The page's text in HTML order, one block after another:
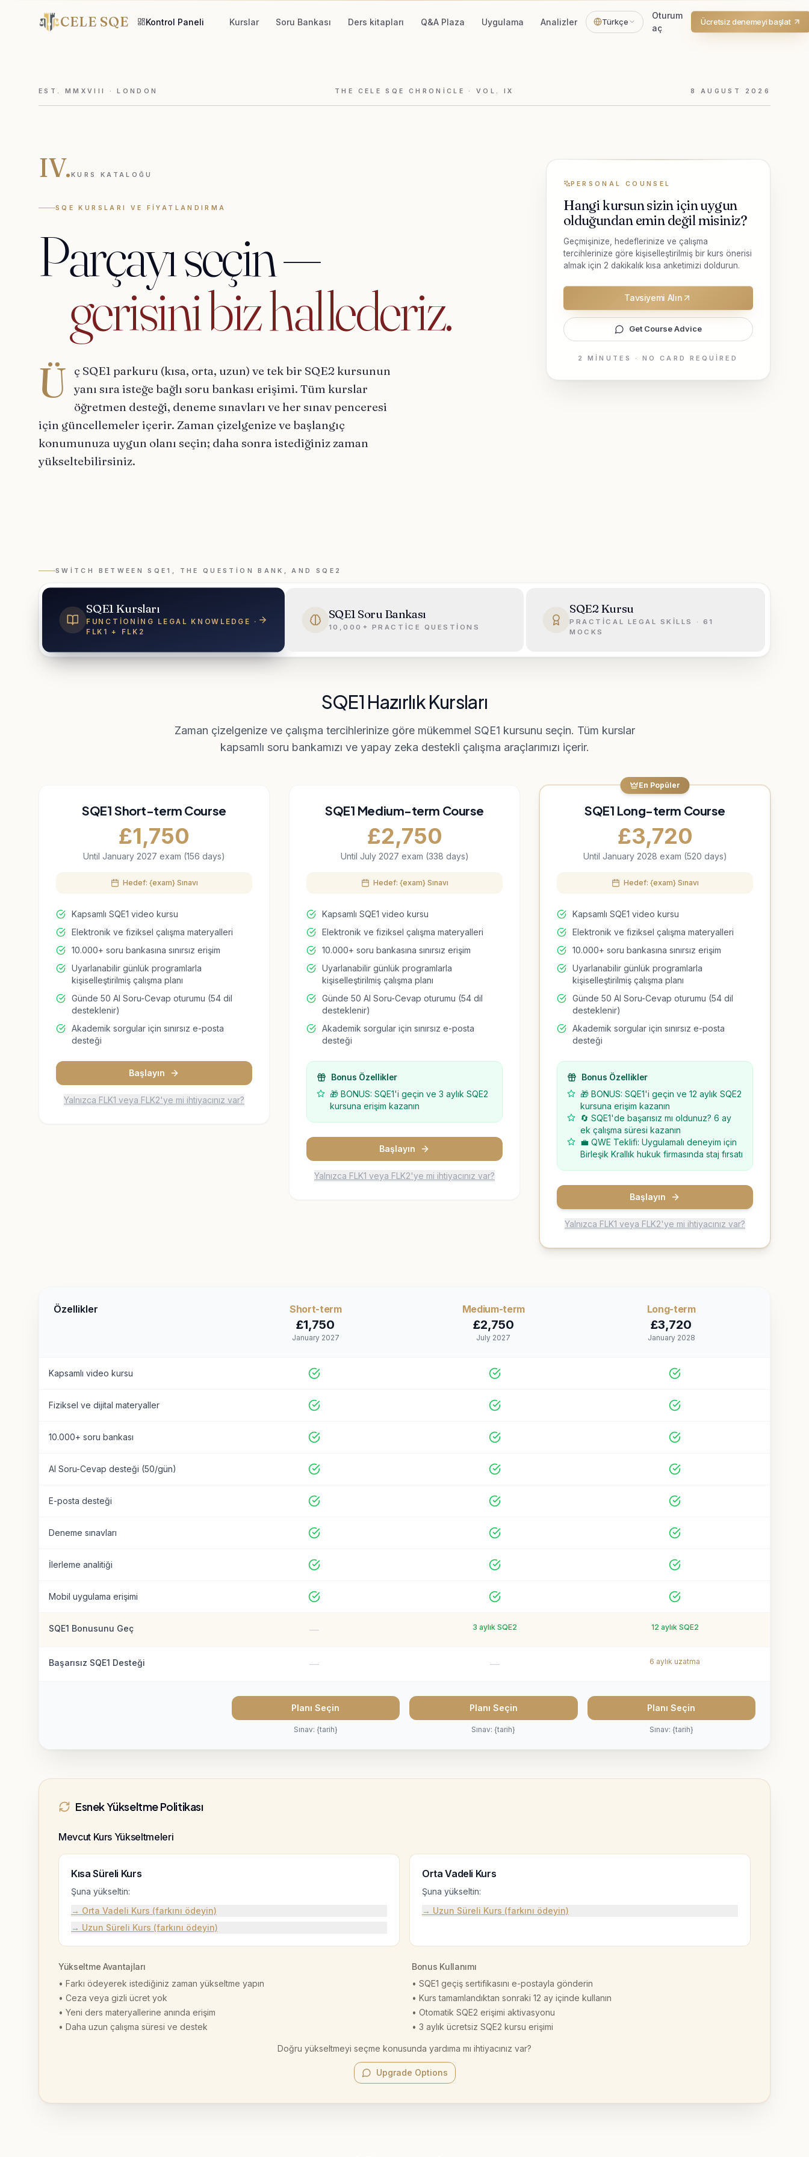
CELE SQE Kontrol Paneli Kurslar Soru Bankası Ders kitapları Q&A Plaza Uygulama Analizler Türkçe
Oturum
aç
Ücretsiz denemeyi başlat
EST. MMXVIII · LONDON THE CELE SQE CHRONICLE · VOL. IX 8 AUGUST 2026
IV.KURS KATALOĞU
SQE KURSLARI VE FIYATLANDIRMA
Parçayıseçin—
gerisinibizhallederiz.
Ü
ç SQE1 parkuru (kısa, orta, uzun) ve tek bir SQE2 kursunun
yanı sıra isteğe bağlı soru bankası erişimi. Tüm kurslar
öğretmen desteği, deneme sınavları ve her sınav penceresi
için güncellemeler içerir. Zaman çizelgenize ve başlangıç ​​
konumunuza uygun olanı seçin; daha sonra istediğiniz zaman
yükseltebilirsiniz.
PERSONAL COUNSEL
Hangi kursun sizin için uygun
olduğundan emin değil misiniz?
Geçmişinize, hedeflerinize ve çalışma
tercihlerinize göre kişiselleştirilmiş bir kurs önerisi
almak için 2 dakikalık kısa anketimizi doldurun.
Tavsiyemi Alın
Get Course Advice
2 MINUTES · NO CARD REQUIRED
SWITCH BETWEEN SQE1, THE QUESTION BANK, AND SQE2
SQE1 Kursları
FUNCTIONING LEGAL KNOWLEDGE ·
FLK1 + FLK2
SQE1 Soru Bankası
10,000+ PRACTICE QUESTIONS
SQE2 Kursu
PRACTICAL LEGAL SKILLS · 61
MOCKS
SQE1 Hazırlık Kursları
Zaman çizelgenize ve çalışma tercihlerinize göre mükemmel SQE1 kursunu seçin. Tüm kurslar
kapsamlı soru bankamızı ve yapay zeka destekli çalışma araçlarımızı içerir.
SQE1 Short-term Course
£1,750
Until January 2027 exam (156 days)
Hedef: {exam} Sınavı
Kapsamlı SQE1 video kursu
Elektronik ve fiziksel çalışma materyalleri
10.000+ soru bankasına sınırsız erişim
Uyarlanabilir günlük programlarla
kişiselleştirilmiş çalışma planı
Günde 50 AI Soru-Cevap oturumu (54 dil
desteklenir)
Akademik sorgular için sınırsız e-posta
desteği
Başlayın
Yalnızca FLK1 veya FLK2'ye mi ihtiyacınız var?
SQE1 Medium-term Course
£2,750
Until July 2027 exam (338 days)
Hedef: {exam} Sınavı
Kapsamlı SQE1 video kursu
Elektronik ve fiziksel çalışma materyalleri
10.000+ soru bankasına sınırsız erişim
Uyarlanabilir günlük programlarla
kişiselleştirilmiş çalışma planı
Günde 50 AI Soru-Cevap oturumu (54 dil
desteklenir)
Akademik sorgular için sınırsız e-posta
desteği
Bonus Özellikler
🎁 BONUS: SQE1'i geçin ve 3 aylık SQE2
kursuna erişim kazanın
Başlayın
Yalnızca FLK1 veya FLK2'ye mi ihtiyacınız var?
En Popüler
SQE1 Long-term Course
£3,720
Until January 2028 exam (520 days)
Hedef: {exam} Sınavı
Kapsamlı SQE1 video kursu
Elektronik ve fiziksel çalışma materyalleri
10.000+ soru bankasına sınırsız erişim
Uyarlanabilir günlük programlarla
kişiselleştirilmiş çalışma planı
Günde 50 AI Soru-Cevap oturumu (54 dil
desteklenir)
Akademik sorgular için sınırsız e-posta
desteği
Bonus Özellikler
🎁 BONUS: SQE1'i geçin ve 12 aylık SQE2
kursuna erişim kazanın
🔄 SQE1'de başarısız mı oldunuz? 6 ay
ek çalışma süresi kazanın
💼 QWE Teklifi: Uygulamalı deneyim için
Birleşik Krallık hukuk firmasında staj fırsatı
Başlayın
Yalnızca FLK1 veya FLK2'ye mi ihtiyacınız var?
Özellikler Short-term
£1,750
January 2027
Medium-term
£2,750
July 2027
Long-term
£3,720
January 2028
Kapsamlı video kursu
Fiziksel ve dijital materyaller
10.000+ soru bankası
AI Soru-Cevap desteği (50/gün)
E-posta desteği
Deneme sınavları
İlerleme analitiği
Mobil uygulama erişimi
SQE1 Bonusunu Geç — 3 aylık SQE2 12 aylık SQE2
Başarısız SQE1 Desteği — — 6 aylık uzatma
Planı Seçin
Sınav: {tarih}
Planı Seçin
Sınav: {tarih}
Planı Seçin
Sınav: {tarih}
Esnek Yükseltme Politikası
Mevcut Kurs Yükseltmeleri
Kısa Süreli Kurs
Şuna yükseltin:
→ Orta Vadeli Kurs (farkını ödeyin)
→ Uzun Süreli Kurs (farkını ödeyin)
Orta Vadeli Kurs
Şuna yükseltin:
→ Uzun Süreli Kurs (farkını ödeyin)
Yükseltme Avantajları
• Farkı ödeyerek istediğiniz zaman yükseltme yapın
• Ceza veya gizli ücret yok
• Yeni ders materyallerine anında erişim
• Daha uzun çalışma süresi ve destek
Bonus Kullanımı
• SQE1 geçiş sertifikasını e-postayla gönderin
• Kurs tamamlandıktan sonraki 12 ay içinde kullanın
• Otomatik SQE2 erişimi aktivasyonu
• 3 aylık ücretsiz SQE2 kursu erişimi
Doğru yükseltmeyi seçme konusunda yardıma mı ihtiyacınız var?
Upgrade Options